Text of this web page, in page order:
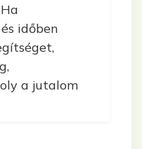
időben
a jutalom